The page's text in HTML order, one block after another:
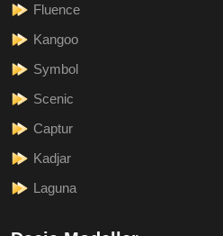
Fluence
Kangoo
Symbol
Scenic
Captur
Kadjar
Laguna